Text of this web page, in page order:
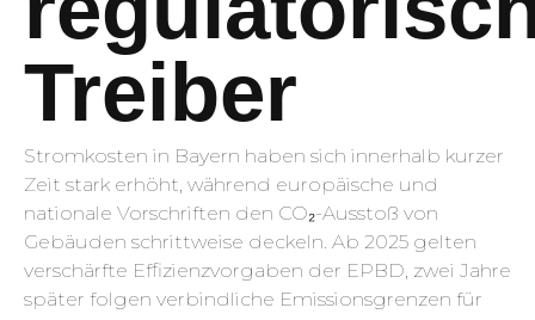
Treiber
Stromkosten in Bayern haben sich innerhalb kurzer
Zeit stark erhöht, während europäische und
nationale Vorschriften den CO₂-Ausstoß von
Gebäuden schrittweise deckeln. Ab 2025 gelten
verschärfte Effizienzvorgaben der EPBD, zwei Jahre
später folgen verbindliche Emissionsgrenzen für